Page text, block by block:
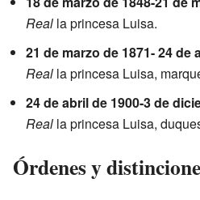
Real la princesa Luisa.
21 de marzo de 1871- 24 de
Real la princesa Luisa,
24 de abril de 1900-3 de
Real la princesa Luisa,
Órdenes y